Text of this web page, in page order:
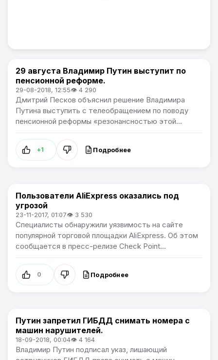
В России
29 августа Владимир Путин выступит по
пенсионной реформе.
29-08-2018, 12:55👁 4 290
Дмитрий Песков объяснил решение Владимира
Путина выступить с телеобращением по поводу
пенсионной реформы «резонансностью этой...
+1 Подробнее
В России
Пользователи AliExpress оказались под
угрозой
23-11-2017, 01:07👁 3 530
Специалисты обнаружили уязвимость на сайте
популярной торговой площадки AliExpress. Об этом
сообщается в пресс-релизе Check Point...
0 Подробнее
В России
Путин запретил ГИБДД снимать номера с
машин нарушителей.
18-09-2018, 00:04👁 4 164
Владимир Путин подписал указ, лишающий